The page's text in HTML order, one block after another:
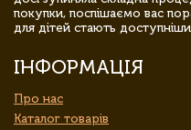
покупки, поспішаємо вас
для дітей стають
ІНФОРМАЦІЯ
Про нас
Каталог товарів